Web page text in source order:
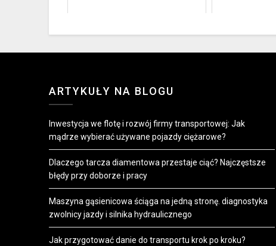
ARTYKUŁY NA BLOGU
Inwestycja we flotę i rozwój firmy transportowej: Jak
mądrze wybierać używane pojazdy ciężarowe?
Dlaczego tarcza diamentowa przestaje ciąć? Najczęstsze
błędy przy doborze i pracy
Maszyna gąsienicowa ściąga na jedną stronę. diagnostyka
zwolnicy jazdy i silnika hydraulicznego
Jak przygotować danie do transportu krok po kroku?